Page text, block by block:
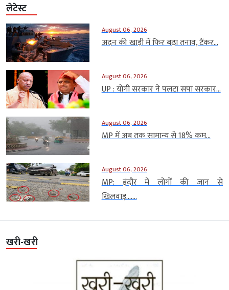
लेटेस्ट
August 06, 2026
अदन की खाड़ी में फिर बढ़ा तनाव, टैंकर...
August 06, 2026
UP : योगी सरकार ने पलटा सपा सरकार...
August 06, 2026
MP में अब तक सामान्य से 18% कम...
August 06, 2026
MP: इंदौर में लोगों की जान से
खिलवाड़…....
खरी-खरी